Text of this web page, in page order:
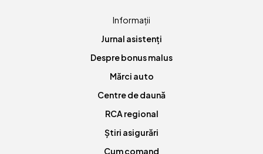
Informații
Jurnal asistenți
Despre bonus malus
Mărci auto
Centre de daună
RCA regional
Știri asigurări
Cum comand